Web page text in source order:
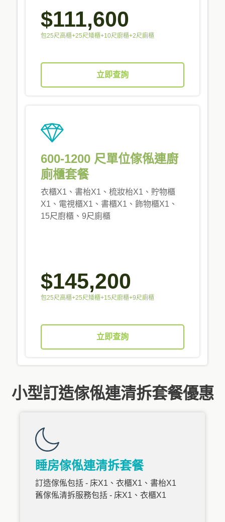
$111,600
包25尺高櫃+25尺矮櫃+10尺廚櫃+2尺廁櫃
立即查詢
600-1200 尺單位傢俬連廚
廁櫃套餐
衣櫃X1、書枱X1、梳妝枱X1、貯物櫃
X1、電視櫃X1、書櫃X1、飾物櫃X1、
15尺廚櫃、9尺廁櫃
$145,200
包25尺高櫃+25尺矮櫃+15尺廚櫃+9尺廁櫃
立即查詢
小型訂造傢俬連清拆套餐優惠
睡房傢俬連清拆套餐
訂造傢俬包括 - 床X1、衣櫃X1、書枱X1
舊傢俬清拆服務包括 - 床X1、衣櫃X1